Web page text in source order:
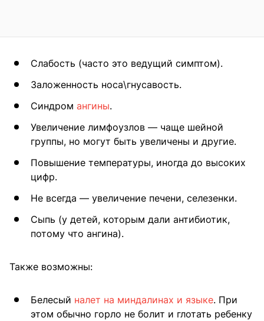
Слабость (часто это ведущий симптом).
Заложенность носа\гнусавость.
Синдром ангины.
Увеличение лимфоузлов — чаще шейной
группы, но могут быть увеличены и другие.
Повышение температуры, иногда до высоких
цифр.
Не всегда — увеличение печени, селезенки.
Сыпь (у детей, которым дали антибиотик,
потому что ангина).
Также возможны:
Белесый налет на миндалинах и языке. При
этом обычно горло не болит и глотать ребенку